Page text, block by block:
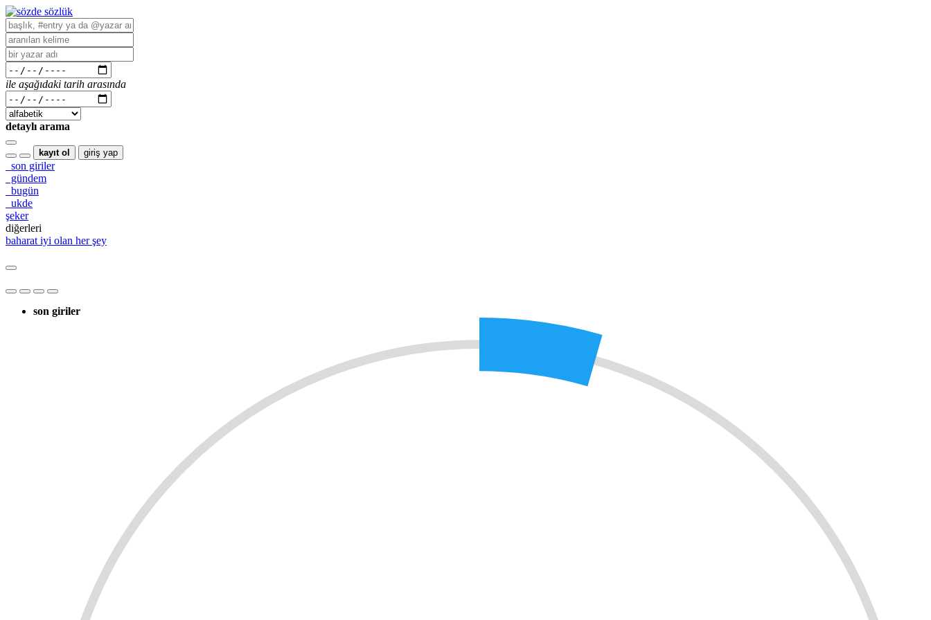
ile aşağıdaki tarih arasında
detaylı arama
kayıt ol giriş yap
son giriler
gündem
bugün
ukde
şeker
diğerleri
baharat iyi olan her şey
son giriler